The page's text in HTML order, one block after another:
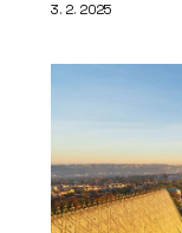
3. 2. 2025